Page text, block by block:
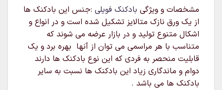
مشخصات و ویژگی بادکنک فویلی :جنس این بادکنک ها
از یک ورق نازک متالایز تشکیل شده است و در انواع و
اشکال متنوع تولید و در بازار عرضه می شوند که
متناسب با هر مراسمی می توان از آنها بهره برد و یک
قابلیت منحصر به فردی که این نوع بادکنک ها دارند
دوام و ماندگاری زیاد این بادکنک ها نسبت به سایر
بادکنک ها می باشد .